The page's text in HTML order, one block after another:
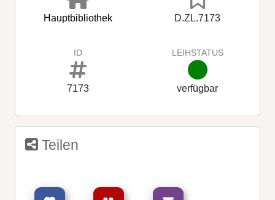
Hauptbibliothek D.ZL.7173
ID
7173
LEIHSTATUS
verfügbar
Teilen